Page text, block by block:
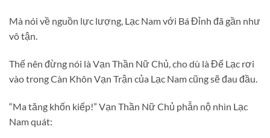
Mà nói về nguồn lực lượng, Lạc Nam với Bá Đỉnh đã gần như
vô tận.
Thế nên đừng nói là Vạn Thần Nữ Chủ, cho dù là Đế Lạc rơi
vào trong Càn Khôn Vạn Trận của Lạc Nam cũng sẽ đau đầu.
“Ma tăng khốn kiếp!” Vạn Thần Nữ Chủ phẫn nộ nhìn Lạc
Nam quát: